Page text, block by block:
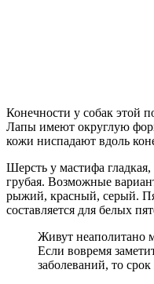
Конечности у собак этой
Лапы имеют округлую
кожи ниспадают вдоль
Шерсть у мастифа
грубая. Возможные
рыжий, красный, серый.
составляется для белых
Живут неаполитано
Если вовремя
заболеваний, то